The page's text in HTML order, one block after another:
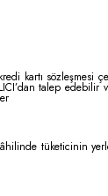
kartı sözleşmesi
talep edebilir
tüketicinin